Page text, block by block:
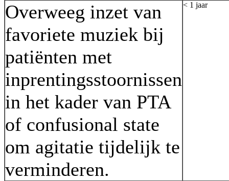
Overweeg inzet van
favoriete muziek bij
patiënten met
inprentingsstoornissen
in het kader van PTA
of confusional state
om agitatie tijdelijk te
verminderen.
< 1 jaar